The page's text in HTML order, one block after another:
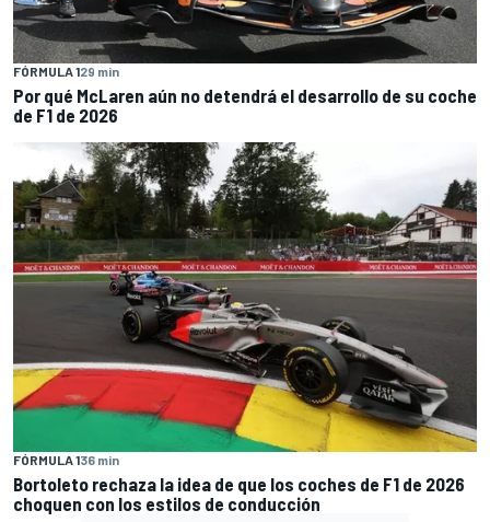
FÓRMULA 129 min
Por qué McLaren aún no detendrá el desarrollo de su coche
de F1 de 2026
FÓRMULA 136 min
Bortoleto rechaza la idea de que los coches de F1 de 2026
choquen con los estilos de conducción